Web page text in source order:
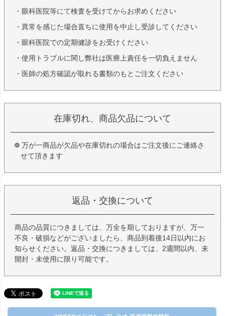
・眼科医院等にて検査を受けてからお求めください
・異常を感じた場合直ちに使用を中止し受診してください
・眼科医院での定期健診をお受けください
・使用トラブルに関し弊社は医療上責任を一切負えません
・医師の処方確認が取れる書類のもとご注文ください
在庫切れ、商品欠品について
万が一商品が欠品や在庫切れの場合はご注文後にご連絡さ
せて頂きます
返品・交換について
商品の品質につきましては、万全を期しておりますが、万一
不良・破損などがございましたら、商品到着後14日以内にお
知らせください。返品・交換につきましては、2週間以内、未
開封・未使用に限り可能です。